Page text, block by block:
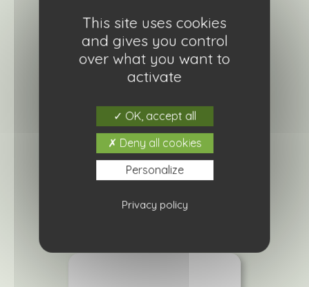
Sanvitalia powerbini
2,90 €
This site uses cookies
and gives you control
over what you want to
activate
OK, accept all
Deny all cookies
Personalize
Privacy policy